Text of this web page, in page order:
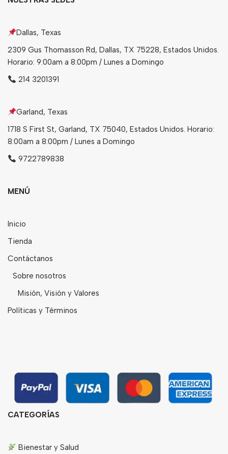
Dallas, Texas
2309 Gus Thomasson Rd, Dallas, TX 75228, Estados Unidos.
Horario: 9:00am a 8:00pm / Lunes a Domingo
214 3201391
Garland, Texas
1718 S First St, Garland, TX 75040, Estados Unidos. Horario:
8:00am a 8:00pm / Lunes a Domingo
9722789838
MENÚ
Inicio
Tienda
Contáctanos
Sobre nosotros
Misión, Visión y Valores
Políticas y Términos
CATEGORÍAS
Bienestar y Salud